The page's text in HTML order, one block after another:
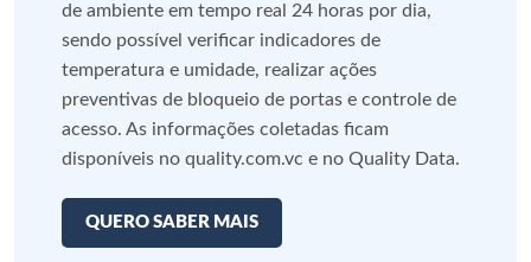
de ambiente em tempo real 24 horas por dia,
sendo possível verificar indicadores de
temperatura e umidade, realizar ações
preventivas de bloqueio de portas e controle de
acesso. As informações coletadas ficam
disponíveis no quality.com.vc e no Quality Data.
QUERO SABER MAIS